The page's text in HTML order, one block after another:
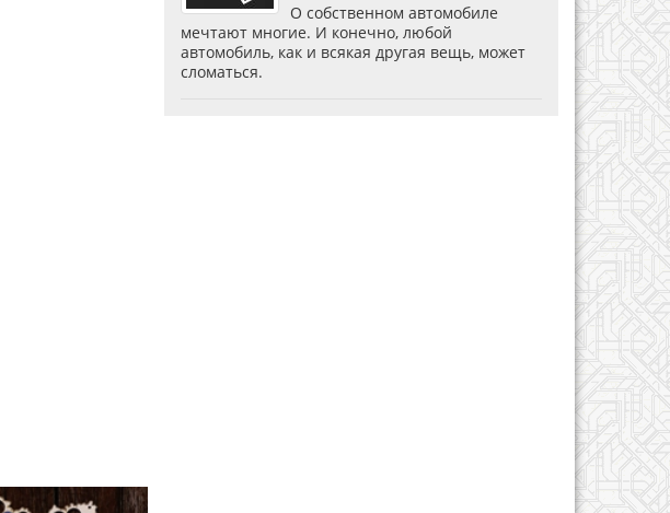
О собственном автомобиле
мечтают многие. И конечно, любой
автомобиль, как и всякая другая вещь, может
сломаться.